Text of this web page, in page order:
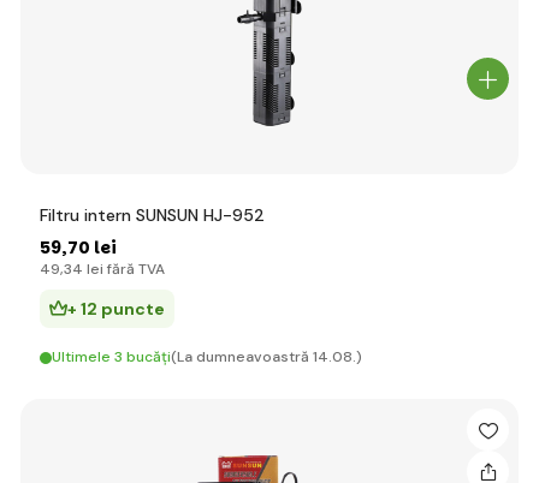
Filtru intern SUNSUN HJ-952
59,70 lei
49,34 lei fără TVA
+ 12 puncte
Ultimele 3 bucăți(La dumneavoastră 14.08.)